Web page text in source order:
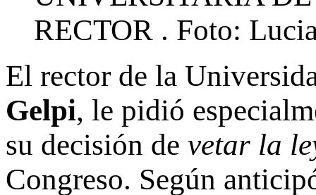
RECTOR . Foto:
El rector de la
Gelpi, le pidió
su decisión de vetar la
Congreso. Según